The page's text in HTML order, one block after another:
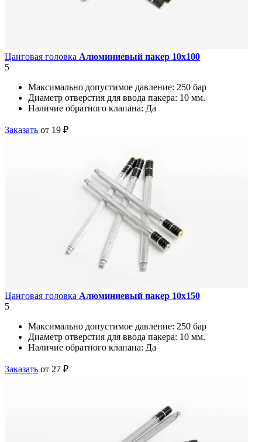
Цанговая головка Алюминиевый пакер 10х100
5
Максимально допустимое давление: 250 бар
Диаметр отверстия для ввода пакера: 10 мм.
Наличие обратного клапана: Да
Заказать от 19 ₽
Цанговая головка Алюминиевый пакер 10х150
5
Максимально допустимое давление: 250 бар
Диаметр отверстия для ввода пакера: 10 мм.
Наличие обратного клапана: Да
Заказать от 27 ₽